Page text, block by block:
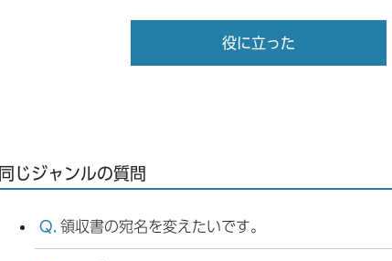
役に立った
同じジャンルの質問
領収書の宛名を変えたいです。